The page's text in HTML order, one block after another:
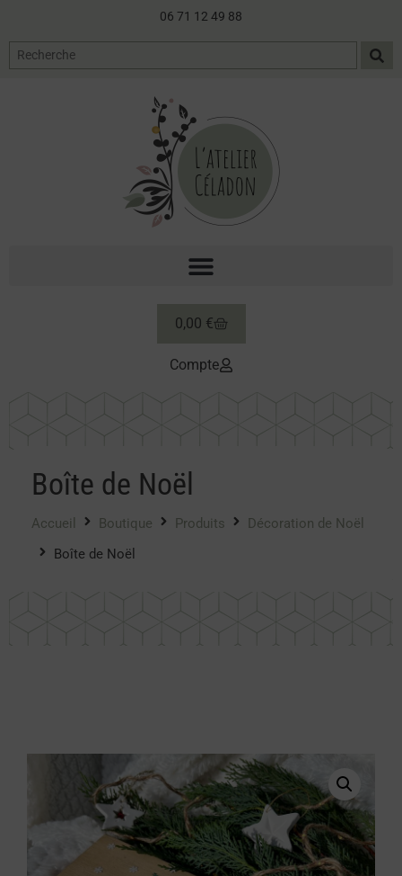
06 71 12 49 88
0,00 €
Compte
Boîte de Noël
Accueil Boutique Produits
Décoration de Noël
Boîte de Noël